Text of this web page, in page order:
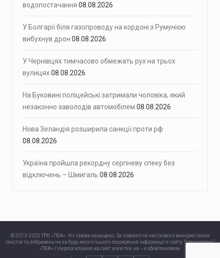
водопостачання 08.08.2026
У Болгарії біля газопроводу на кордоні з Румунією
вибухнув дрон 08.08.2026
У Чернівцях тимчасово обмежать рух на трьох
вулицях08.08.2026
На Буковині поліцейські затримали чоловіка, який
незаконно заволодів автомобілем 08.08.2026
Нова Зеландія розширила санкції проти рф
08.08.2026
Україна пройшла рекордну серпневу спеку без
відключень – Шмигаль 08.08.2026
© 2013-2025 ТРК «ТВА». Усі права захищено. За повного чи часткового використання
текстів та зображень чи за будь-якого іншого поширення інформації з сайту Телекомпанії
«ТВА» гіперпосилання на сайт www.tva.ua – є обов’язковим.